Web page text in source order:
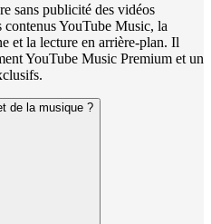
sans publicité des vidéos
contenus YouTube Music, la
et la lecture en arrière-plan. Il
YouTube Music Premium et un
de la musique ?